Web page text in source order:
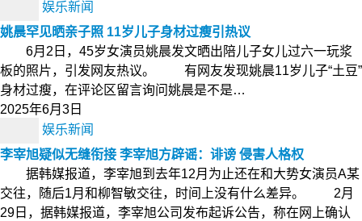
娱乐新闻
姚晨罕见晒亲子照 11岁儿子身材过瘦引热议
6月2日，45岁女演员姚晨发文晒出陪儿子女儿过六一玩浆
板的照片，引发网友热议。 有网友发现姚晨11岁儿子“土豆”
身材过瘦，在评论区留言询问姚晨是不是…
2025年6月3日
娱乐新闻
李宰旭疑似无缝衔接 李宰旭方辟谣：诽谤 侵害人格权
据韩媒报道，李宰旭到去年12月为止还在和大势女演员A某
交往，随后1月和柳智敏交往，时间上没有什么差异。 2月
29日，据韩媒报道，李宰旭公司发布起诉公告，称在网上确认